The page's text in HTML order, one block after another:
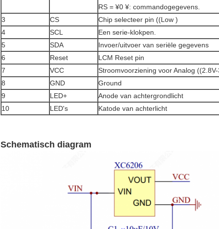
RS = ¥0 ¥: commandogegevens.
3
CS
Chip selecteer pin ((Low )
4
SCL
Een serie-klokpen.
5
SDA
Invoer/uitvoer van seriële gegevens
6
Reset
LCM Reset pin
7
VCC
Stroomvoorziening voor Analog
8
GND
Ground
9
LED+
Anode van achtergrondlicht
10
LED's Katode van achterlicht
Schematisch diagram